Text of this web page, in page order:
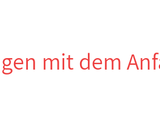
mit dem